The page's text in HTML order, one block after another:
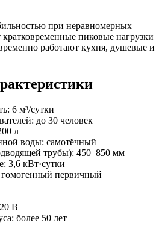
при неравномерных
пиковые нагрузки
работают кухня, душевые и
6 м³/сутки
до 30 человек
л
воды: самотёчный
трубы): 450–850 мм
3,6 кВт·сутки
гомогенный первичный
В
более 50 лет